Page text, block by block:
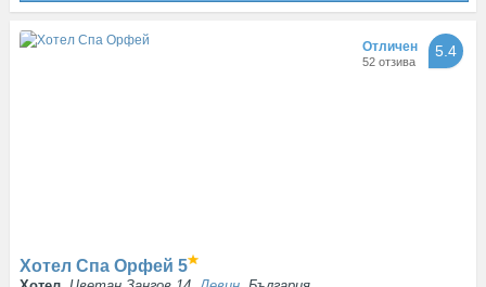
Хотел Спа Орфей 5
Отличен
52 отзива
5.4